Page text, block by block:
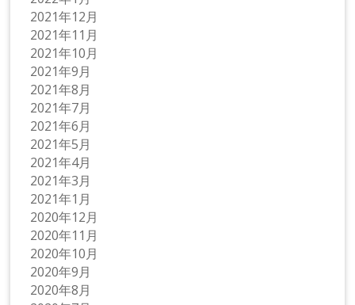
2021年12月
2021年11月
2021年10月
2021年9月
2021年8月
2021年7月
2021年6月
2021年5月
2021年4月
2021年3月
2021年1月
2020年12月
2020年11月
2020年10月
2020年9月
2020年8月